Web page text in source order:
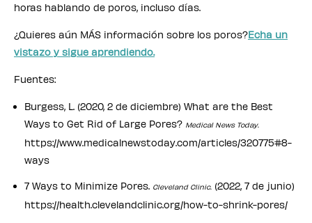
horas hablando de poros, incluso días.
¿Quieres aún MÁS información sobre los poros?Echa un
vistazo y sigue aprendiendo.
Fuentes:
Burgess, L. (2020, 2 de diciembre) What are the Best
Ways to Get Rid of Large Pores? Medical News Today.
https://www.medicalnewstoday.com/articles/320775#8-
ways
7 Ways to Minimize Pores. Cleveland Clinic. (2022, 7 de junio)
https://health.clevelandclinic.org/how-to-shrink-pores/